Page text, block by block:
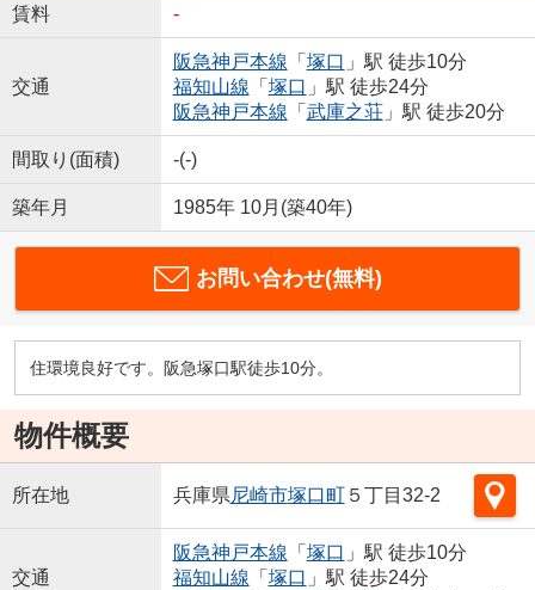
賃料 -
交通
阪急神戸本線 「 塚口 」駅 徒歩10分
福知山線 「 塚口 」駅 徒歩24分
阪急神戸本線 「 武庫之荘」駅 徒歩20分
間取り(面積) -(-)
築年月 1985年 10月(築40年)
お問い合わせ(無料)
住環境良好です。阪急塚口駅徒歩10分。
物件概要
所在地 兵庫県尼崎市塚口町５丁目32-2
交通
阪急神戸本線 「 塚口 」駅 徒歩10分
福知山線 「 塚口 」駅 徒歩24分